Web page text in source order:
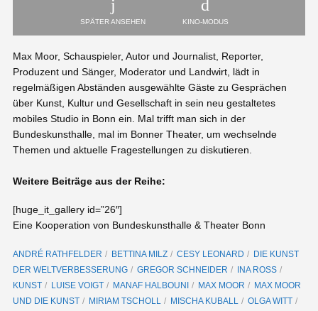
SPÄTER ANSEHEN KINO-MODUS
Max Moor, Schauspieler, Autor und Journalist, Reporter,
Produzent und Sänger, Moderator und Landwirt, lädt in
regelmäßigen Abständen ausgewählte Gäste zu Gesprächen
über Kunst, Kultur und Gesellschaft in sein neu gestaltetes
mobiles Studio in Bonn ein. Mal trifft man sich in der
Bundeskunsthalle, mal im Bonner Theater, um wechselnde
Themen und aktuelle Fragestellungen zu diskutieren.
Weitere Beiträge aus der Reihe:
[huge_it_gallery id=”26″]
Eine Kooperation von Bundeskunsthalle & Theater Bonn
ANDRÉ RATHFELDER BETTINA MILZ CESY LEONARD
DIE KUNST
DER WELTVERBESSERUNG
GREGOR SCHNEIDER
INA ROSS
KUNST
LUISE VOIGT MANAF HALBOUNI MAX MOOR
MAX MOOR
UND DIE KUNST
MIRIAM TSCHOLL MISCHA KUBALL
OLGA WITT